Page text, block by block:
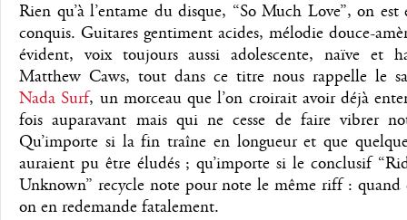
Rien qu’à l’entame du disque, “So Much Love”, on
conquis. Guitares gentiment acides, mélodie douce-
évident, voix toujours aussi adolescente, naïve et
Matthew Caws, tout dans ce titre nous rappelle le
Nada Surf, un morceau que l’on croirait avoir déjà
fois auparavant mais qui ne cesse de faire vibrer
Qu’importe si la fin traîne en longueur et que
auraient pu être éludés ; qu’importe si le conclusif
Unknown” recycle note pour note le même riff : quand
on en redemande fatalement.